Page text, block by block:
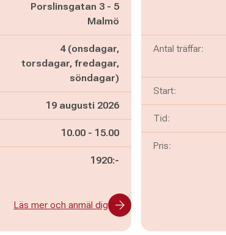
Porslinsgatan 3 - 5
Malmö
4 (onsdagar,
torsdagar, fredagar,
söndagar)
19 augusti 2026
Pågår mellan
10.00 - och
15.00
1920:-
Läs mer och anmäl dig
Antal träffar:
Start:
Tid:
Pris: